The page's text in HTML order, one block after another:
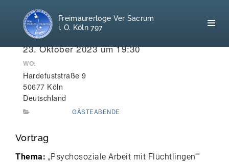
Leitgedanken
Freimaurerloge Ver Sacrum
i. O. Köln 797
WANN:
23. Oktober 2023 um 19:30
WO:
Hardefuststraße 9
50677 Köln
Deutschland
GÄSTEABENDE
Vortrag
Thema: „Psychosoziale Arbeit mit Flüchtlingen““